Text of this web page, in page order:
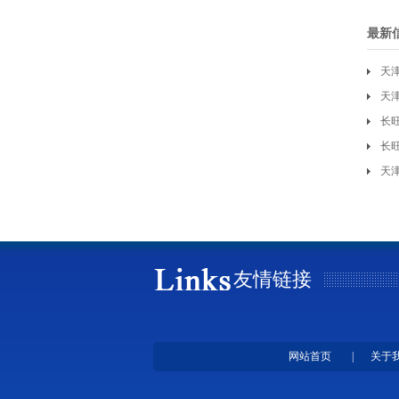
最新
天
天
长
长
天
友情链接
网站首页 关于